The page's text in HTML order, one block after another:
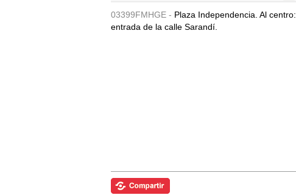
03399FMHGE - Plaza Independencia. Al centro:
entrada de la calle Sarandí.